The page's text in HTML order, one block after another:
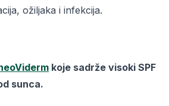
ožiljaka i infekcija.
koje sadrže visoki SPF
sunca.